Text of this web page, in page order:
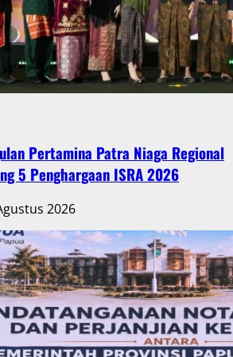
Pertamina Patra Niaga Regional
5 Penghargaan ISRA 2026
2026